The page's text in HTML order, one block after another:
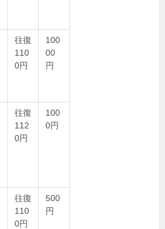
往復
110
0円
100
00
円
往復
112
0円
100
0円
往復
110
0円
500
円